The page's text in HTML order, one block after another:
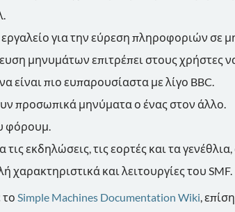
για την εύρεση πληροφοριών σε
μηνυμάτων επιτρέπει στους χρήστες
είναι πιο ευπαρουσίαστα με λίγο BBC.
προσωπικά μηνύματα ο ένας στον άλλο.
φόρουμ.
εκδηλώσεις, τις εορτές και τα
χαρακτηριστικά και λειτουργίες του SMF.
το Simple Machines Documentation Wiki,